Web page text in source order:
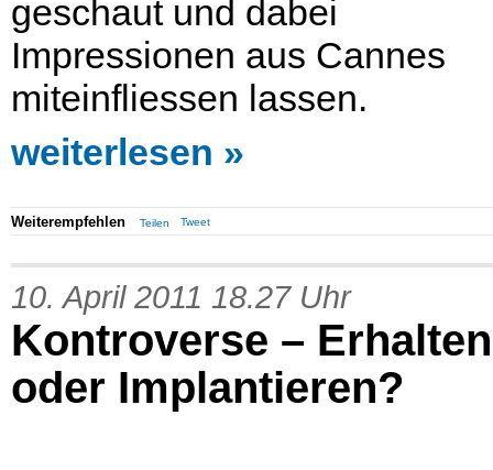
geschaut und dabei
Impressionen aus Cannes
miteinfliessen lassen.
weiterlesen
Weiterempfehlen Teilen Tweet
10. April 2011 18.27 Uhr
Kontroverse – Erhalten
oder Implantieren?